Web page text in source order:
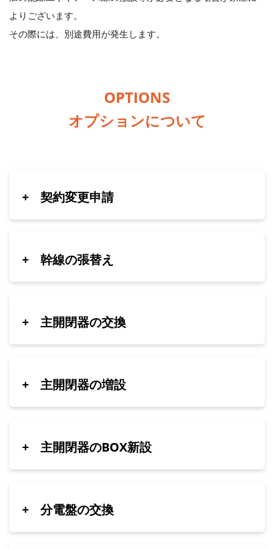
よりございます。
その際には、別途費用が発生します。
OPTIONS
オプションについて
+ 契約変更申請
+ 幹線の張替え
+ 主開閉器の交換
+ 主開閉器の増設
+ 主開閉器のBOX新設
+ 分電盤の交換